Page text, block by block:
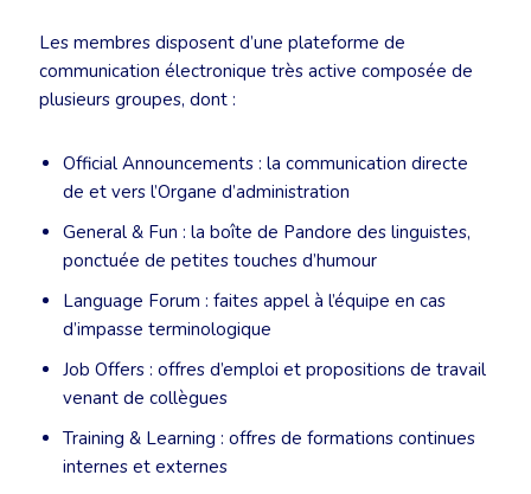
Les membres disposent d’une plateforme de
communication électronique très active composée de
plusieurs groupes, dont :
Official Announcements : la communication directe
de et vers l’Organe d’administration
General & Fun : la boîte de Pandore des linguistes,
ponctuée de petites touches d’humour
Language Forum : faites appel à l’équipe en cas
d’impasse terminologique
Job Offers : offres d’emploi et propositions de travail
venant de collègues
Training & Learning : offres de formations continues
internes et externes